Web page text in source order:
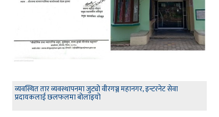
व्यवस्थित तार व्यवस्थापनमा जुट्यो वीरगञ्ज महानगर, इन्टरनेट सेवा
प्रदायकलाई छलफलमा बोलाइयो